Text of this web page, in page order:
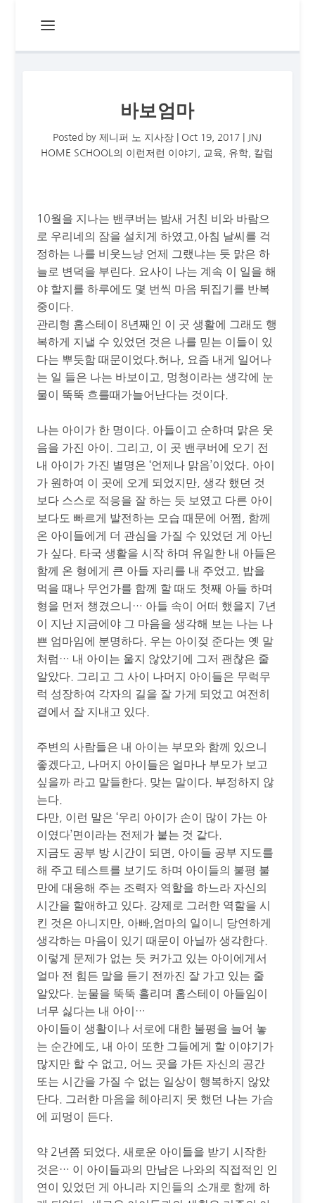
바보엄마
Posted by제니퍼 노 지사장 Oct 19, 2017
JNJ
HOME SCHOOL의 이런저런 이야기
교육 유학 칼럼
10월을 지나는 밴쿠버는 밤새 거친 비와 바람으
로 우리네의 잠을 설치게 하였고,아침 날씨를 걱
정하는 나를 비웃느냥 언제 그랬냐는 듯 맑은 하
늘로 변덕을 부린다. 요사이 나는 계속 이 일을 해
야 할지를 하루에도 몇 번씩 마음 뒤집기를 반복
중이다.
관리형 홈스테이 8년째인 이 곳 생활에 그래도 행
복하게 지낼 수 있었던 것은 나를 믿는 이들이 있
다는 뿌듯함 때문이었다.허나, 요즘 내게 일어나
는 일 들은 나는 바보이고, 멍청이라는 생각에 눈
물이 뚝뚝 흐를때가늘어난다는 것이다.
나는 아이가 한 명이다. 아들이고 순하며 맑은 웃
음을 가진 아이. 그리고, 이 곳 밴쿠버에 오기 전
내 아이가 가진 별명은 ‘언제나 맑음’이었다. 아이
가 원하여 이 곳에 오게 되었지만, 생각 했던 것
보다 스스로 적응을 잘 하는 듯 보였고 다른 아이
보다도 빠르게 발전하는 모습 때문에 어쩜, 함께
온 아이들에게 더 관심을 가질 수 있었던 게 아닌
가 싶다. 타국 생활을 시작 하며 유일한 내 아들은
함께 온 형에게 큰 아들 자리를 내 주었고, 밥을
먹을 때나 무언가를 함께 할 때도 첫째 아들 하며
형을 먼저 챙겼으니… 아들 속이 어떠 했을지 7년
이 지난 지금에야 그 마음을 생각해 보는 나는 나
쁜 엄마임에 분명하다. 우는 아이젖 준다는 옛 말
처럼… 내 아이는 울지 않았기에 그저 괜찮은 줄
알았다. 그리고 그 사이 나머지 아이들은 무럭무
럭 성장하여 각자의 길을 잘 가게 되었고 여전히
곁에서 잘 지내고 있다.
주변의 사람들은 내 아이는 부모와 함께 있으니
좋겠다고, 나머지 아이들은 얼마나 부모가 보고
싶을까 라고 말들한다. 맞는 말이다. 부정하지 않
는다.
다만, 이런 말은 ‘우리 아이가 손이 많이 가는 아
이였다’면이라는 전제가 붙는 것 같다.
지금도 공부 방 시간이 되면, 아이들 공부 지도를
해 주고 테스트를 보기도 하며 아이들의 불평 불
만에 대응해 주는 조력자 역할을 하느라 자신의
시간을 할애하고 있다. 강제로 그러한 역할을 시
킨 것은 아니지만, 아빠,엄마의 일이니 당연하게
생각하는 마음이 있기 때문이 아닐까 생각한다.
이렇게 문제가 없는 듯 커가고 있는 아이에게서
얼마 전 힘든 말을 듣기 전까진 잘 가고 있는 줄
알았다. 눈물을 뚝뚝 흘리며 홈스테이 아들임이
너무 싫다는 내 아이…
아이들이 생활이나 서로에 대한 불평을 늘어 놓
는 순간에도, 내 아이 또한 그들에게 할 이야기가
많지만 할 수 없고, 어느 곳을 가든 자신의 공간
또는 시간을 가질 수 없는 일상이 행복하지 않았
단다. 그러한 마음을 헤아리지 못 했던 나는 가슴
에 피멍이 든다.
약 2년쯤 되었다. 새로운 아이들을 받기 시작한
것은… 이 아이들과의 만남은 나와의 직접적인 인
연이 있었던 게 아니라 지인들의 소개로 함께 하